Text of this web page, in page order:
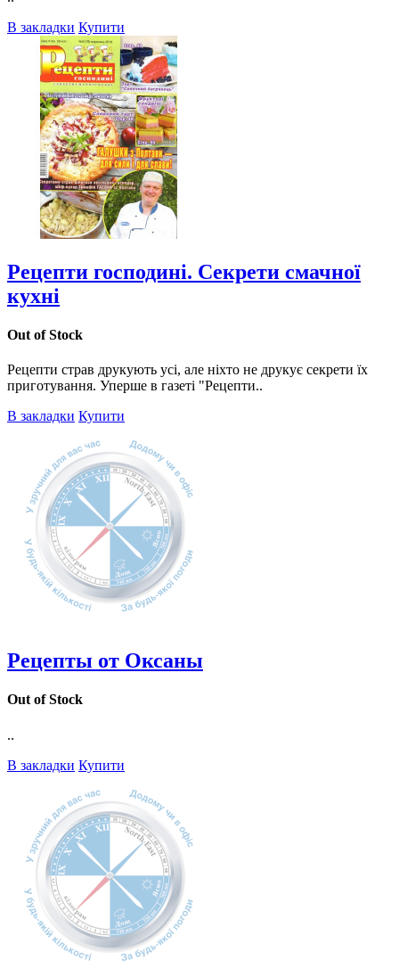
В закладки Купити
Рецепти господині. Секрети смачної
кухні
Out of Stock
Рецепти страв друкують усі, але ніхто не друкує секрети їх
приготування. Уперше в газеті "Рецепти..
В закладки Купити
Рецепты от Оксаны
Out of Stock
..
В закладки Купити